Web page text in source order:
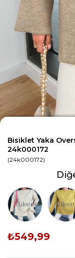
Bisiklet Yaka
24k000172
(24k000172)
Tükendi
₺549,99